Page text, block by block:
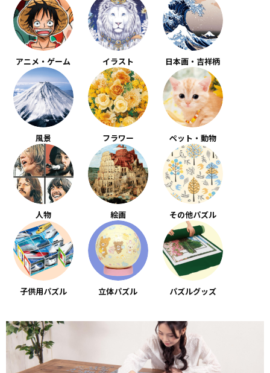
アニメ・ゲーム イラスト 日本画・吉祥柄
風景 フラワー ペット・動物
人物 絵画 その他パズル
子供用パズル 立体パズル パズルグッズ